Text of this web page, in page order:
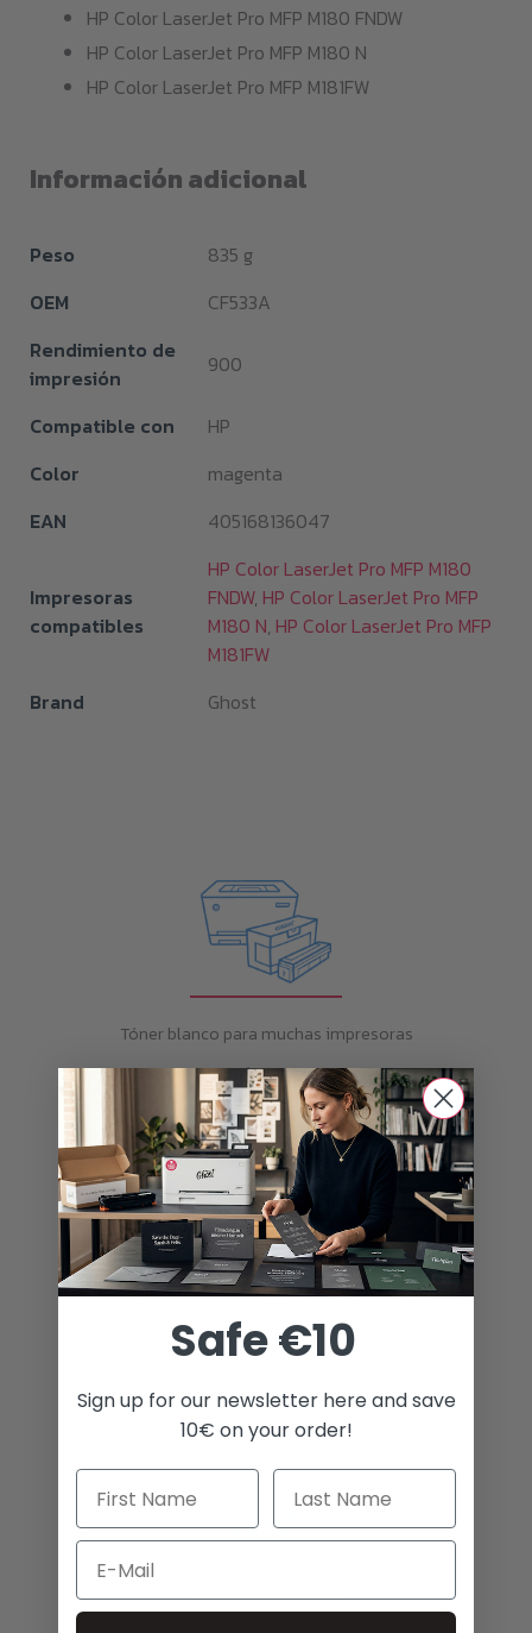
HP Color LaserJet Pro MFP M180 FNDW
HP Color LaserJet Pro MFP M180 N
HP Color LaserJet Pro MFP M181FW
Información adicional
Peso
835 g
OEM
CF533A
Rendimiento de
impresión
900
Compatible con
HP
Color
magenta
EAN
405168136047
Impresoras
compatibles
HP Color LaserJet Pro MFP M180
FNDW, HP Color LaserJet Pro MFP
M180 N, HP Color LaserJet Pro MFP
M181FW
Brand
Ghost
Tóner blanco para muchas impresoras
Posibilidades ilimitadas
Envíos a todo el mundo
Safe €10
Sign up for our newsletter here and save
10€ on your order!
Email